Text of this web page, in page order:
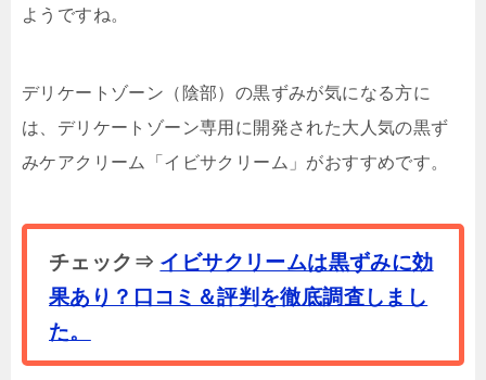
ようですね。
デリケートゾーン（陰部）の黒ずみが気になる方に
は、デリケートゾーン専用に開発された大人気の黒ず
みケアクリーム「イビサクリーム」がおすすめです。
チェック⇒ イビサクリームは黒ずみに効
果あり？口コミ＆評判を徹底調査しまし
た。